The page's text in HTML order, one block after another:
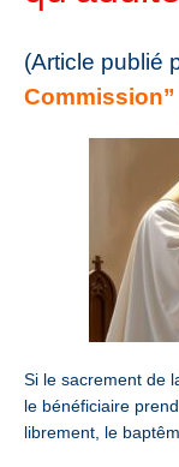
(Article publié
Commission”
Si le sacrement de
le bénéficiaire
librement, le